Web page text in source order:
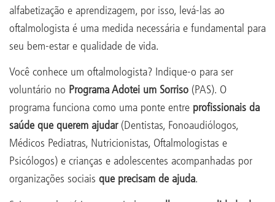
alfabetização e aprendizagem, por isso, levá-las ao
oftalmologista é uma medida necessária e fundamental para
seu bem-estar e qualidade de vida.
Você conhece um oftalmologista? Indique-o para ser
voluntário no Programa Adotei um Sorriso (PAS). O
programa funciona como uma ponte entre profissionais da
saúde que querem ajudar(Dentistas, Fonoaudiólogos,
Médicos Pediatras, Nutricionistas, Oftalmologistas e
Psicólogos) e crianças e adolescentes acompanhadas por
organizações sociais que precisam de ajuda.